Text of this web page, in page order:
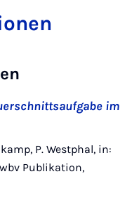
im
P. Westphal, in:
Publikation,